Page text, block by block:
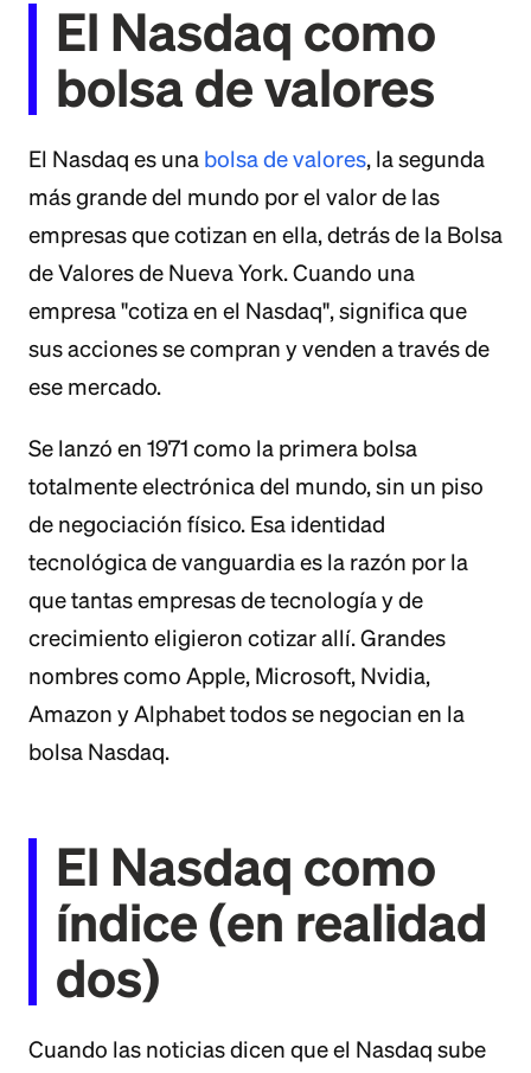
El Nasdaq como
bolsa de valores
El Nasdaq es una bolsa de valores, la segunda
más grande del mundo por el valor de las
empresas que cotizan en ella, detrás de la Bolsa
de Valores de Nueva York. Cuando una
empresa "cotiza en el Nasdaq", significa que
sus acciones se compran y venden a través de
ese mercado.
Se lanzó en 1971 como la primera bolsa
totalmente electrónica del mundo, sin un piso
de negociación físico. Esa identidad
tecnológica de vanguardia es la razón por la
que tantas empresas de tecnología y de
crecimiento eligieron cotizar allí. Grandes
nombres como Apple, Microsoft, Nvidia,
Amazon y Alphabet todos se negocian en la
bolsa Nasdaq.
El Nasdaq como
índice (en realidad
dos)
Cuando las noticias dicen que el Nasdaq sube